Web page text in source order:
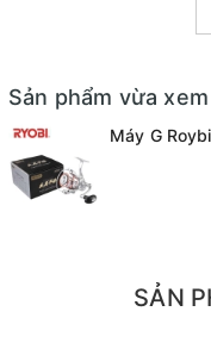
Sản phẩm vừa xem
Máy G
SẢN